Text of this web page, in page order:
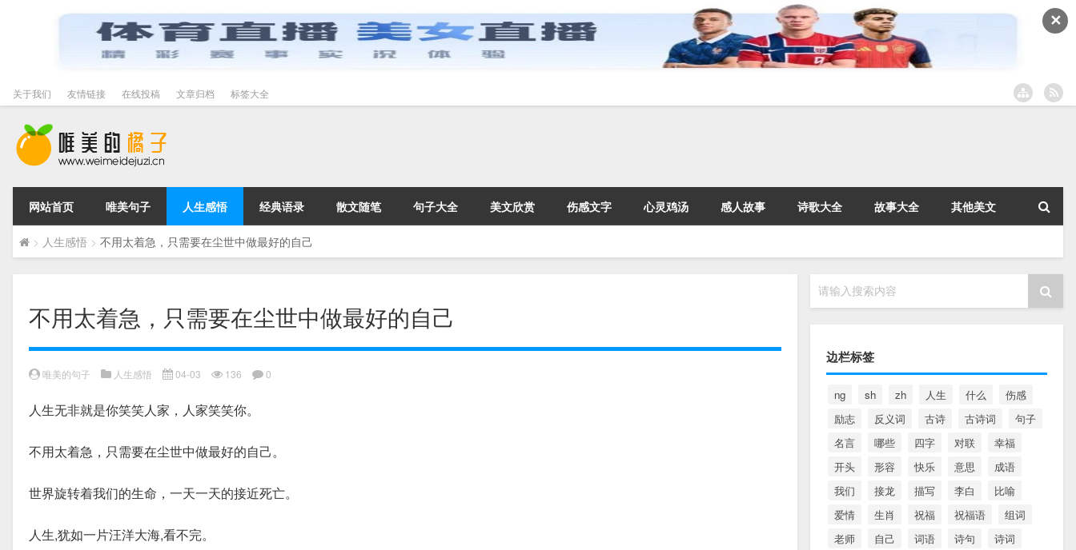
✕
关于我们 友情链接 在线投稿 文章归档 标签大全
网站首页 唯美句子 人生感悟 经典语录 散文随笔 句子大全 美文欣赏 伤感文字 心灵鸡汤 感人故事 诗歌大全 故事大全 其他美文
> 人生感悟 > 不用太着急，只需要在尘世中做最好的自己
不用太着急，只需要在尘世中做最好的自己
唯美的句子 人生感悟 04-03 136 0
人生无非就是你笑笑人家，人家笑笑你。
不用太着急，只需要在尘世中做最好的自己。
世界旋转着我们的生命，一天一天的接近死亡。
人生,犹如一片汪洋大海,看不完。
请输入搜索内容
边栏标签
ng sh zh 人生 什么
伤感
励志
反义词 古诗 古诗词
句子
名言
哪些 四字 对联
幸福
开头
形容 快乐 意思
成语
我们
接龙 描写 李白
比喻
爱情
生肖 祝福 祝福语
组词
老师
自己 词语 诗句
诗词